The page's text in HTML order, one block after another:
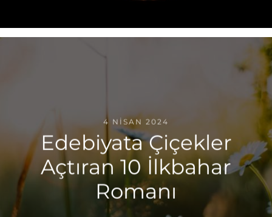
4 NISAN 2024
Edebiyata Çiçekler
Açtıran 10 İlkbahar
Romanı